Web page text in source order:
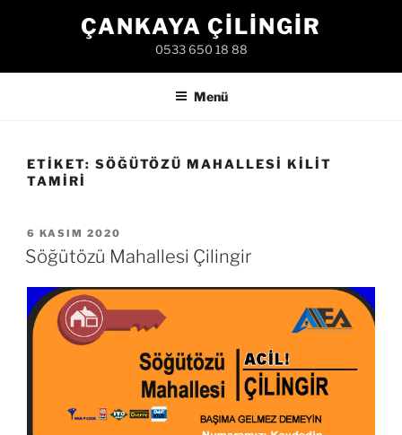
ÇANKAYA ÇILINGIR
0533 650 18 88
Menü
ETIKET: SÖĞÜTÖZÜ MAHALLESI KILIT
TAMIRI
YAYIM
TARIHI
6 KASIM 2020
Söğütözü Mahallesi Çilingir